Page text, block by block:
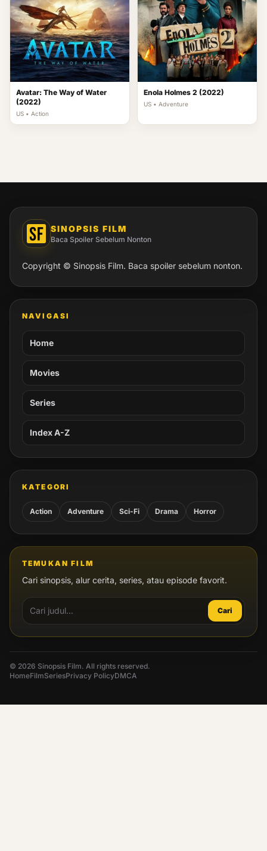
Avatar: The Way of Water
(2022)
US • Action
Enola Holmes 2 (2022)
US • Adventure
SINOPSIS FILM
Baca Spoiler Sebelum Nonton
Copyright © Sinopsis Film. Baca spoiler sebelum nonton.
NAVIGASI
Home
Movies
Series
Index A-Z
KATEGORI
Action Adventure Sci-Fi Drama Horror
TEMUKAN FILM
Cari sinopsis, alur cerita, series, atau episode favorit.
Cari
© 2026 Sinopsis Film. All rights reserved.
HomeFilmSeriesPrivacy PolicyDMCA